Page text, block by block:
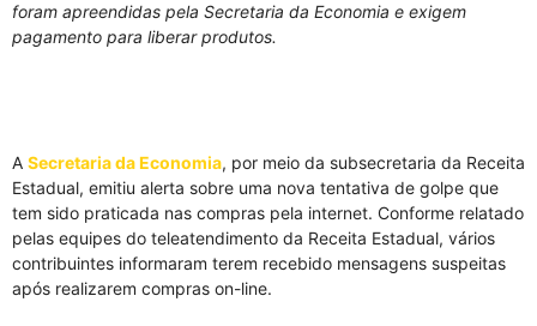
foram apreendidas pela Secretaria da Economia e exigem
pagamento para liberar produtos.
A Secretaria da Economia, por meio da subsecretaria da Receita
Estadual, emitiu alerta sobre uma nova tentativa de golpe que
tem sido praticada nas compras pela internet. Conforme relatado
pelas equipes do teleatendimento da Receita Estadual, vários
contribuintes informaram terem recebido mensagens suspeitas
após realizarem compras on-line.